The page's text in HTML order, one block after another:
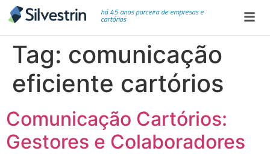
há 45 anos parceira de empresas e
cartórios
Tag: comunicação
eficiente cartórios
Comunicação Cartórios:
Gestores e Colaboradores